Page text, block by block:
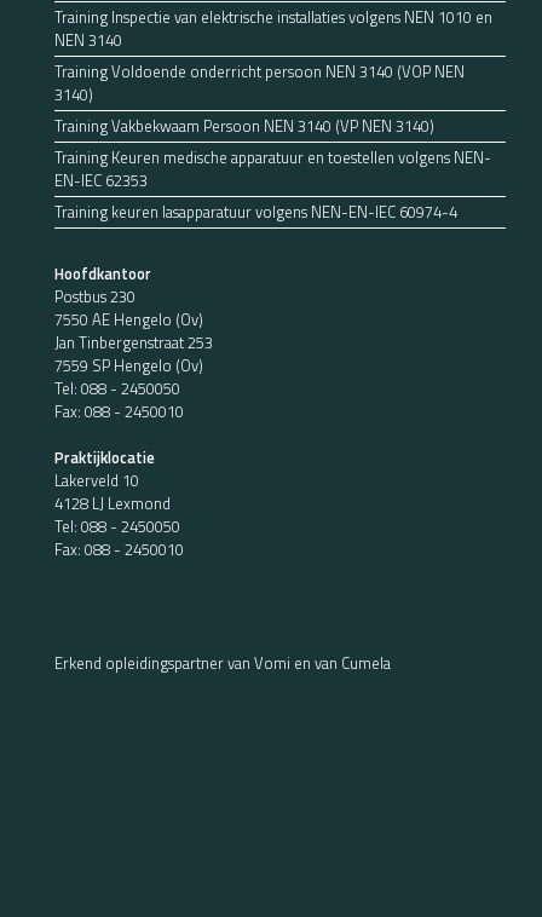
Training Inspectie van elektrische installaties volgens NEN 1010 en
NEN 3140
Training Voldoende onderricht persoon NEN 3140 (VOP NEN
3140)
Training Vakbekwaam Persoon NEN 3140 (VP NEN 3140)
Training Keuren medische apparatuur en toestellen volgens NEN-
EN-IEC 62353
Training keuren lasapparatuur volgens NEN-EN-IEC 60974-4
Hoofdkantoor
Postbus 230
7550 AE Hengelo (Ov)
Jan Tinbergenstraat 253
7559 SP Hengelo (Ov)
Tel: 088 - 2450050
Fax: 088 - 2450010
Praktijklocatie
Lakerveld 10
4128 LJ Lexmond
Tel: 088 - 2450050
Fax: 088 - 2450010
Erkend opleidingspartner van Vomi en van Cumela